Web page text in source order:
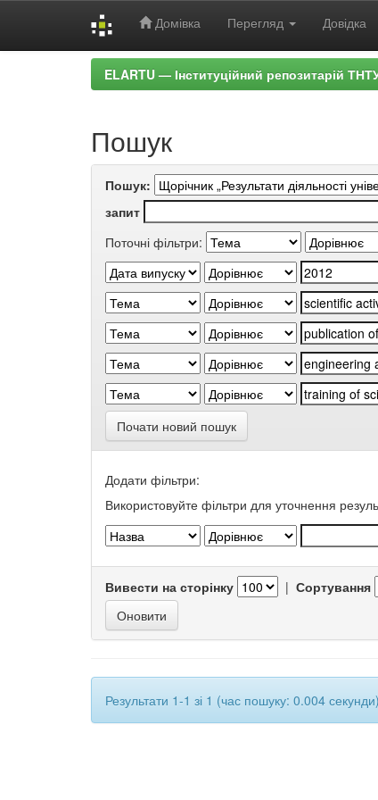
Домівка Перегляд Довідка
ELARTU — Інституційний репозитарій
Пошук
Пошук:
запит
Поточні фільтри:
Почати новий пошук
Додати фільтри:
Використовуйте фільтри для уточнення
Вивести на сторінку | Сортування
Результати 1-1 зі 1 (час пошуку: 0.004